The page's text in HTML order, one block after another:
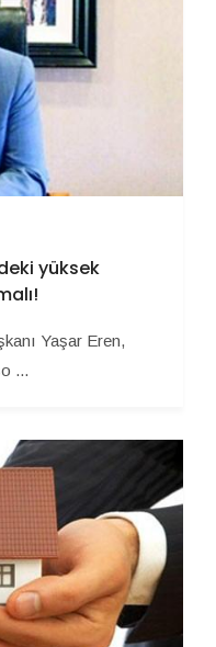
yüksek
Yaşar Eren,
...